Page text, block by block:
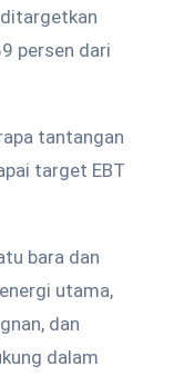
persen dari
tantangan
target EBT
bara dan
utama,
dan
dalam